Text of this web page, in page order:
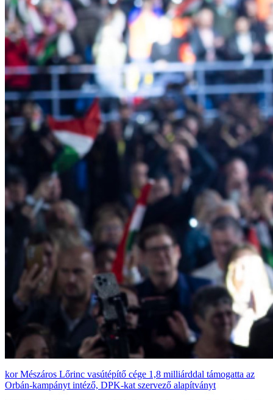
Mészáros Lőrinc vasútépítő cége 1,8 milliárddal támogatta az
Orbán-kampányt intéző, DPK-kat szervező alapítványt